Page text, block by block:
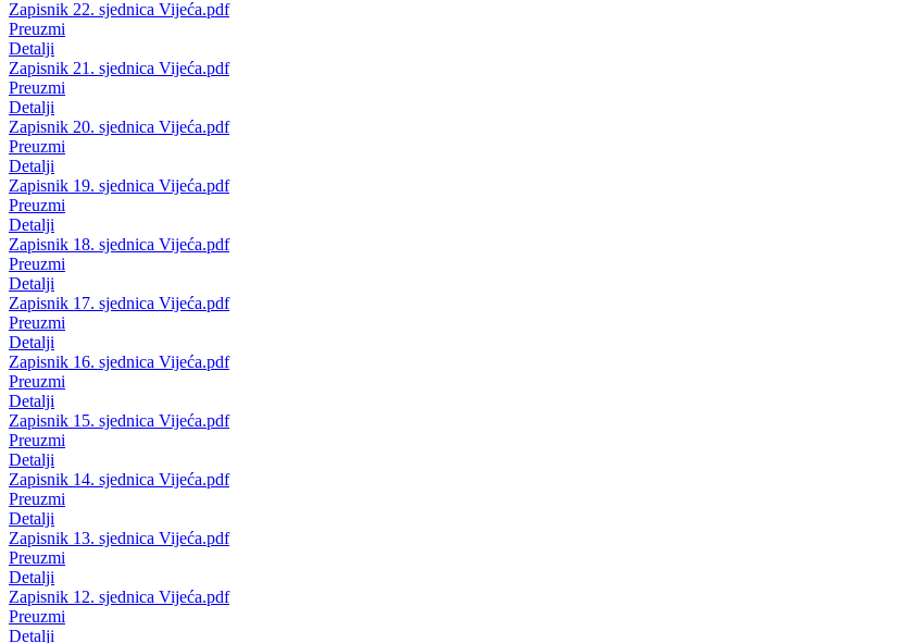
Zapisnik 22. sjednica Vijeća.pdf
Preuzmi
Detalji
Zapisnik 21. sjednica Vijeća.pdf
Preuzmi
Detalji
Zapisnik 20. sjednica Vijeća.pdf
Preuzmi
Detalji
Zapisnik 19. sjednica Vijeća.pdf
Preuzmi
Detalji
Zapisnik 18. sjednica Vijeća.pdf
Preuzmi
Detalji
Zapisnik 17. sjednica Vijeća.pdf
Preuzmi
Detalji
Zapisnik 16. sjednica Vijeća.pdf
Preuzmi
Detalji
Zapisnik 15. sjednica Vijeća.pdf
Preuzmi
Detalji
Zapisnik 14. sjednica Vijeća.pdf
Preuzmi
Detalji
Zapisnik 13. sjednica Vijeća.pdf
Preuzmi
Detalji
Zapisnik 12. sjednica Vijeća.pdf
Preuzmi
Detalji